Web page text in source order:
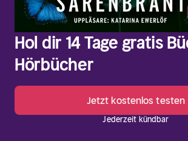
Hol dir 14 Tage gratis
Hörbücher
Jetzt kostenlos testen
Jederzeit kündbar